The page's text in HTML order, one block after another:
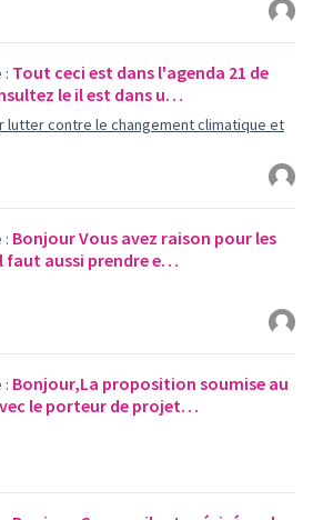
: Tout ceci est dans l'agenda 21 de
le il est dans u…
lutter contre le changement climatique et
: Bonjour Vous avez raison pour les
faut aussi prendre e…
: Bonjour,La proposition soumise au
le porteur de projet…